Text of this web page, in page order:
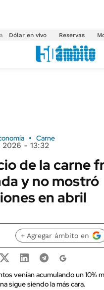
Dólar en vivo Reservas
Carne
- 13:32
de la carne
y no mostró
en abril
+ Agregar ámbito en
venían acumulando un 10%
sigue siendo la más cara.